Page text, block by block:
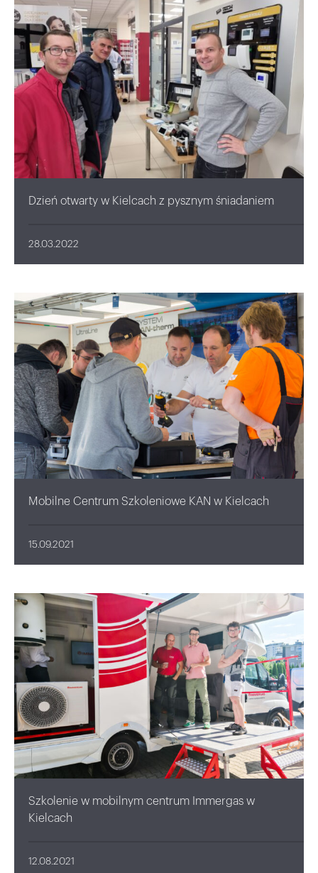
Dzień otwarty w Kielcach z pysznym śniadaniem
28.03.2022
Mobilne Centrum Szkoleniowe KAN w Kielcach
15.09.2021
Szkolenie w mobilnym centrum Immergas w
Kielcach
12.08.2021